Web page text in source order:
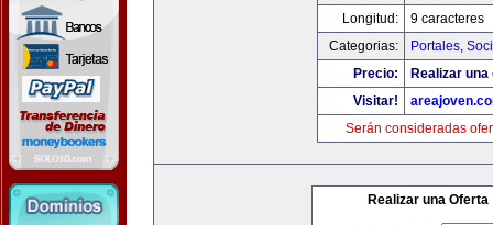
Longitud:
9 caracteres
Categorias:
Portales,
Precio:
Realizar
Visitar!
Serán consideradas
Realizar una Oferta